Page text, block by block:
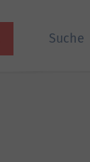
Suche